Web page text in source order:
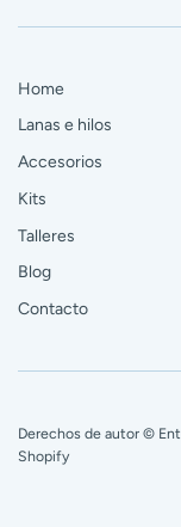
Home
Lanas e hilos
Accesorios
Kits
Talleres
Blog
Contacto
Derechos de autor ©
Shopify